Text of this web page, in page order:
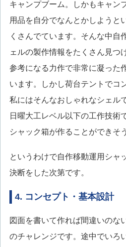
キャンプブーム。しかもキャン
用品を自分でなんとかしようと
くさんでています。そんな中自
ェルの製作情報をたくさん見つ
参考になる力作で非常に凝った
います。しかし荷台テントでコ
私にはそんなおしゃれなシェル
日曜大工レベル以下の工作技術
シャック箱が作ることができそ
というわけで自作移動運用シャ
決断をした次第です。
4. コンセプト・基本設計
図面を書いて作れば間違いのな
のチャレンジです。途中でいろ